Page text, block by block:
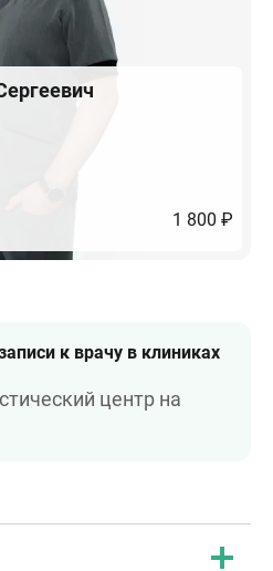
1 800 ₽
к врачу в клиниках
центр на